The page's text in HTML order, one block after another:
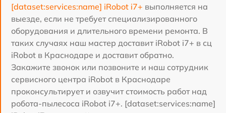
[dataset:services:name] iRobot i7+ выполняется на
выезде, если не требует специализированного
оборудования и длительного времени ремонта. В
таких случаях наш мастер доставит iRobot i7+ в сц
iRobot в Краснодаре и доставит обратно.
Закажите звонок или позвоните и наш сотрудник
сервисного центра iRobot в Краснодаре
проконсультирует и озвучит стоимость работ над
робота-пылесоса iRobot i7+. [dataset:services:name]